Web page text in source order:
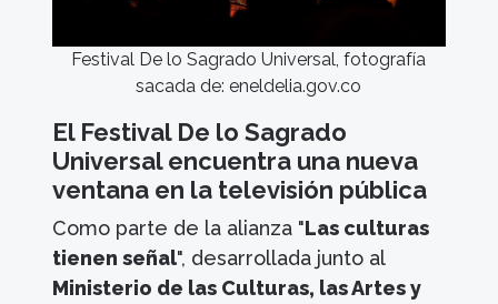
Festival De lo Sagrado Universal, fotografía
sacada de: eneldelia.gov.co
El Festival De lo Sagrado
Universal encuentra una nueva
ventana en la televisión pública
Como parte de la alianza "Las culturas
tienen señal", desarrollada junto al
Ministerio de las Culturas, las Artes y